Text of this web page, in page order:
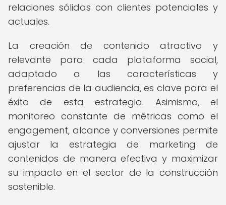
relaciones sólidas con clientes potenciales y
actuales.
La creación de contenido atractivo y
relevante para cada plataforma social,
adaptado a las características y
preferencias de la audiencia, es clave para el
éxito de esta estrategia. Asimismo, el
monitoreo constante de métricas como el
engagement, alcance y conversiones permite
ajustar la estrategia de marketing de
contenidos de manera efectiva y maximizar
su impacto en el sector de la construcción
sostenible.